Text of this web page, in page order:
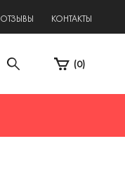
ОТЗЫВЫ КОНТАКТЫ
(0)